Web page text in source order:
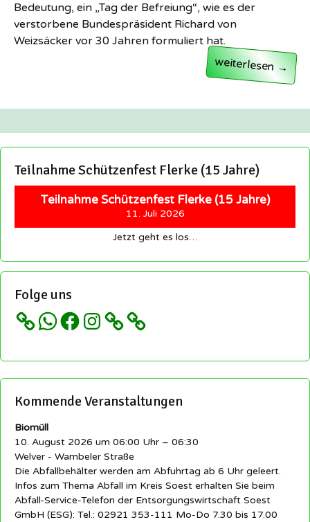
Bedeutung, ein „Tag der Befreiung“, wie es der
verstorbene Bundespräsident Richard von
Weizsäcker vor 30 Jahren formuliert hat.
Spurensuche
weiterlesen→
Teilnahme Schützenfest Flerke (15 Jahre)
Teilnahme Schützenfest Flerke (15 Jahre)
11. Juli 2026
Jetzt geht es los…
Folge uns
WhatsApp
FacebookInstagram
Kommende Veranstaltungen
Biomüll
10. August 2026 um 06:00 Uhr – 06:30
Welver - Wambeler Straße
Die Abfallbehälter werden am Abfuhrtag ab 6 Uhr geleert.
Infos zum Thema Abfall im Kreis Soest erhalten Sie beim
Abfall-Service-Telefon der Entsorgungswirtschaft Soest
GmbH (ESG): Tel.: 02921 353-111 Mo-Do 7.30 bis 17.00